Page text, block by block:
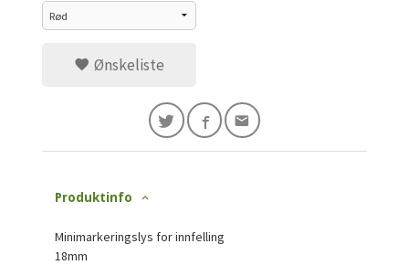
Ønskeliste
Produktinfo
Minimarkeringslys for innfelling
18mm